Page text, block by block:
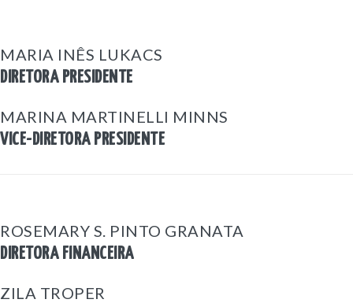
MARIA INÊS LUKACS
DIRETORA PRESIDENTE
MARINA MARTINELLI MINNS
VICE-DIRETORA PRESIDENTE
ROSEMARY S. PINTO GRANATA
DIRETORA FINANCEIRA
ZILA TROPER